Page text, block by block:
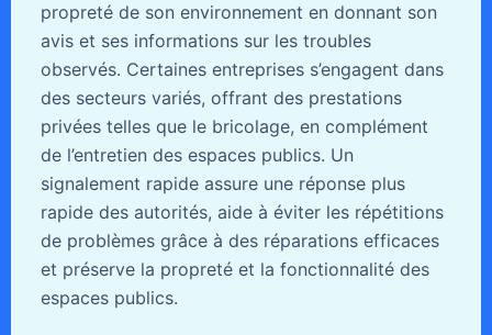
propreté de son environnement en donnant son
avis et ses informations sur les troubles
observés. Certaines entreprises s’engagent dans
des secteurs variés, offrant des prestations
privées telles que le bricolage, en complément
de l’entretien des espaces publics. Un
signalement rapide assure une réponse plus
rapide des autorités, aide à éviter les répétitions
de problèmes grâce à des réparations efficaces
et préserve la propreté et la fonctionnalité des
espaces publics.